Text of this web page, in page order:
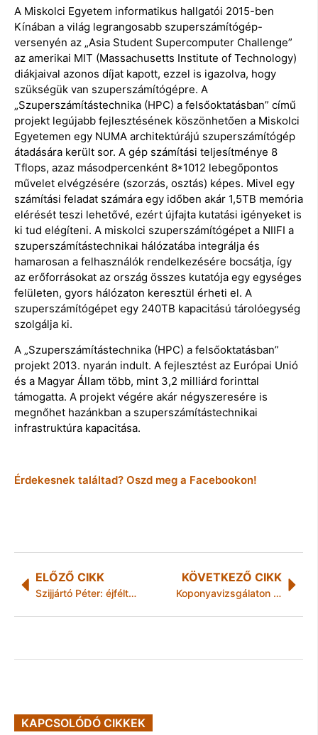
A Miskolci Egyetem informatikus hallgatói 2015-ben
Kínában a világ legrangosabb szuperszámítógép-
versenyén az „Asia Student Supercomputer Challenge”
az amerikai MIT (Massachusetts Institute of Technology)
diákjaival azonos díjat kapott, ezzel is igazolva, hogy
szükségük van szuperszámítógépre. A
„Szuperszámítástechnika (HPC) a felsőoktatásban” című
projekt legújabb fejlesztésének köszönhetően a Miskolci
Egyetemen egy NUMA architektúrájú szuperszámítógép
átadására került sor. A gép számítási teljesítménye 8
Tflops, azaz másodpercenként 8*1012 lebegőpontos
művelet elvégzésére (szorzás, osztás) képes. Mivel egy
számítási feladat számára egy időben akár 1,5TB memória
elérését teszi lehetővé, ezért újfajta kutatási igényeket is
ki tud elégíteni. A miskolci szuperszámítógépet a NIIFI a
szuperszámítástechnikai hálózatába integrálja és
hamarosan a felhasználók rendelkezésére bocsátja, így
az erőforrásokat az ország összes kutatója egy egységes
felületen, gyors hálózaton keresztül érheti el. A
szuperszámítógépet egy 240TB kapacitású tárolóegység
szolgálja ki.
A „Szuperszámítástechnika (HPC) a felsőoktatásban”
projekt 2013. nyarán indult. A fejlesztést az Európai Unió
és a Magyar Állam több, mint 3,2 milliárd forinttal
támogatta. A projekt végére akár négyszeresére is
megnőhet hazánkban a szuperszámítástechnikai
infrastruktúra kapacitása.
Érdekesnek találtad? Oszd meg a Facebookon!
ELŐZŐ CIKK
Szijjártó Péter: éjféltől Magyarország lezárja a magyar-horvát zöldhatárt
KÖVETKEZŐ CIKK
Koponyavizsgálaton járt Várkonyi Andi
KAPCSOLÓDÓ CIKKEK